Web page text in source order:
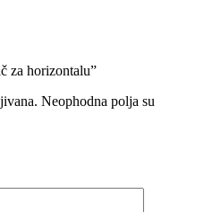
za horizontalu”
Neophodna polja su